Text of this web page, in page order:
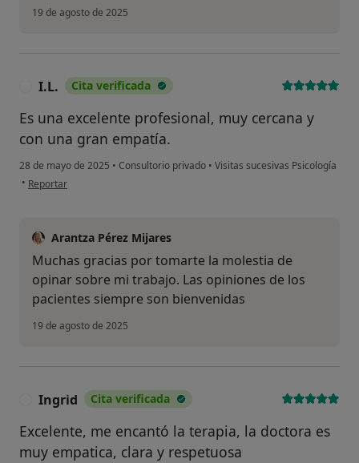
19 de agosto de 2025
I.L. Cita verificada
Es una excelente profesional, muy cercana y
con una gran empatía.
28 de mayo de 2025 • Consultorio privado • Visitas sucesivas Psicología
• en opinión del usuario I.L.
Reportar
Arantza Pérez Mijares
Muchas gracias por tomarte la molestia de
opinar sobre mi trabajo. Las opiniones de los
pacientes siempre son bienvenidas
19 de agosto de 2025
Ingrid Cita verificada
Excelente, me encantó la terapia, la doctora es
muy empatica, clara y respetuosa